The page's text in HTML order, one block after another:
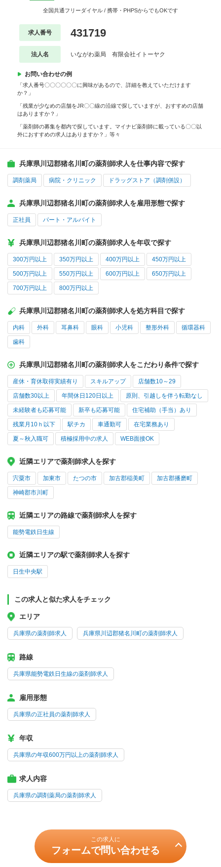
全国共通フリーダイヤル / 携帯・PHPSからでもOKです
求人番号 431719
法人名 いながわ薬局 有限会社イトーヤク
お問い合わせの例
「求人番号〇〇〇〇〇〇に興味があるので、詳細を教えていただけます
か？」
「残業が少なめの店舗をJR〇〇線の沿線で探していますが、おすすめの店舗
はありますか？」
「薬剤師の募集を都内で探しています。マイナビ薬剤師に載っている〇〇以
外におすすめの求人はありますか？」等々
兵庫県川辺郡猪名川町の薬剤師求人を仕事内容で探す
調剤薬局 病院・クリニック ドラッグストア（調剤併設）
兵庫県川辺郡猪名川町の薬剤師求人を雇用形態で探す
正社員 パート・アルバイト
兵庫県川辺郡猪名川町の薬剤師求人を年収で探す
300万円以上 350万円以上 400万円以上 450万円以上
500万円以上 550万円以上 600万円以上 650万円以上
700万円以上 800万円以上
兵庫県川辺郡猪名川町の薬剤師求人を処方科目で探す
内科 外科 耳鼻科 眼科 小児科 整形外科 循環器科
歯科
兵庫県川辺郡猪名川町の薬剤師求人をこだわり条件で探す
産休・育休取得実績有り スキルアップ 店舗数10～29
店舗数30以上 年間休日120日以上 原則、引越しを伴う転勤なし
未経験者も応募可能 新卒も応募可能 住宅補助（手当）あり
残業月10ｈ以下 駅チカ 車通勤可 在宅業務あり
夏～秋入職可 積極採用中の求人 WEB面接OK
近隣エリアで薬剤師求人を探す
宍粟市 加東市 たつの市 加古郡稲美町 加古郡播磨町
神崎郡市川町
近隣エリアの路線で薬剤師求人を探す
能勢電鉄日生線
近隣エリアの駅で薬剤師求人を探す
日生中央駅
この求人と似た求人をチェック
エリア
兵庫県の薬剤師求人 兵庫県川辺郡猪名川町の薬剤師求人
路線
兵庫県能勢電鉄日生線の薬剤師求人
雇用形態
兵庫県の正社員の薬剤師求人
年収
兵庫県の年収600万円以上の薬剤師求人
求人内容
兵庫県の調剤薬局の薬剤師求人
この求人に
フォームで問い合わせる